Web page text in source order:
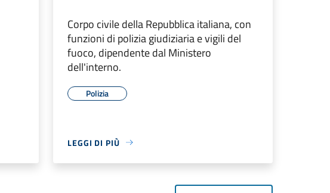
Corpo civile della Repubblica italiana, con
funzioni di polizia giudiziaria e vigili del
fuoco, dipendente dal Ministero
dell'interno.
Polizia
LEGGI DI PIÙ